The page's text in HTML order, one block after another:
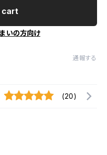
cart
いの方向け
通報する
(20)